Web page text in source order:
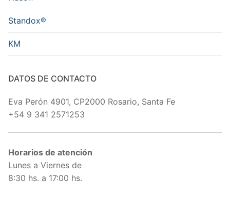
Standox®
KM
DATOS DE CONTACTO
Eva Perón 4901, CP2000 Rosario, Santa Fe
+54 9 341 2571253
Horarios de atención
Lunes a Viernes de
8:30 hs. a 17:00 hs.